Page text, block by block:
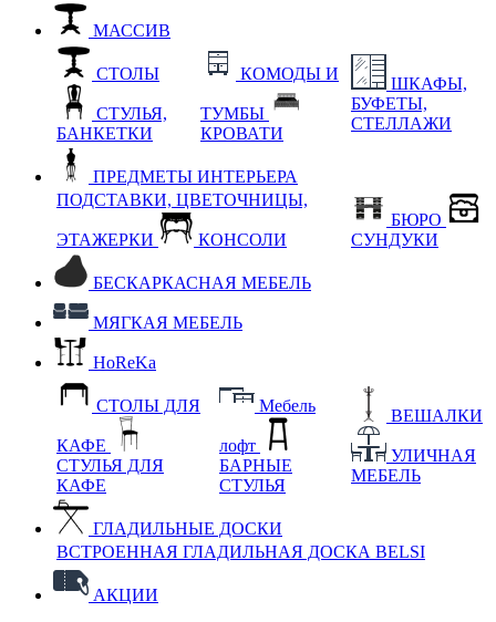
МАССИВ
СТОЛЫ
СТУЛЬЯ,
БАНКЕТКИ
КОМОДЫ И
ТУМБЫ
КРОВАТИ
ШКАФЫ,
БУФЕТЫ,
СТЕЛЛАЖИ
ПРЕДМЕТЫ ИНТЕРЬЕРА
ПОДСТАВКИ, ЦВЕТОЧНИЦЫ,
ЭТАЖЕРКИ КОНСОЛИ
БЮРО
СУНДУКИ
БЕСКАРКАСНАЯ МЕБЕЛЬ
МЯГКАЯ МЕБЕЛЬ
HoReKa
СТОЛЫ ДЛЯ
КАФЕ
СТУЛЬЯ ДЛЯ
КАФЕ
Мебель
лофт
БАРНЫЕ
СТУЛЬЯ
ВЕШАЛКИ
УЛИЧНАЯ
МЕБЕЛЬ
ГЛАДИЛЬНЫЕ ДОСКИ
ВСТРОЕННАЯ ГЛАДИЛЬНАЯ ДОСКА BELSI
АКЦИИ